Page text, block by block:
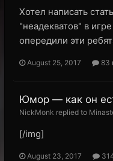
Хотел написать
"неадекватов" в
опередили эти
August 25, 2017 83
Юмор — как он
NickMonk replied to
[/img]
August 23, 2017